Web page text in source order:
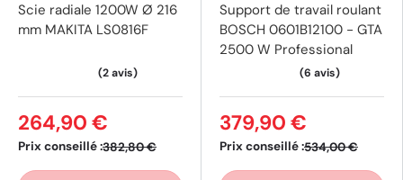
Scie radiale 1200W Ø 216
mm MAKITA LS0816F
Prix conseillé :382,80 €
264,90 €
Support de travail roulant
BOSCH 0601B12100 - GTA
2500 W Professional
Prix conseillé :534,00 €
379,90 €